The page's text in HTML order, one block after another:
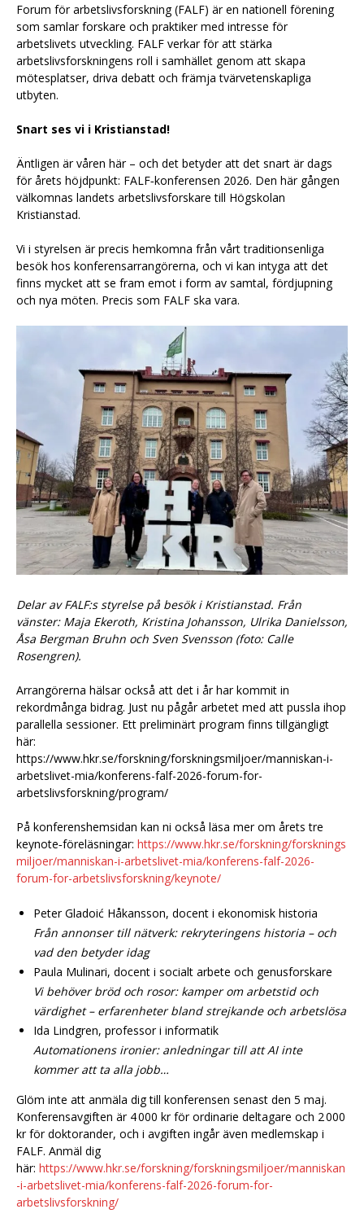
Forum för arbetslivsforskning (FALF) är en nationell förening
som samlar forskare och praktiker med intresse för
arbetslivets utveckling. FALF verkar för att stärka
arbetslivsforskningens roll i samhället genom att skapa
mötesplatser, driva debatt och främja tvärvetenskapliga
utbyten.
Snart ses vi i Kristianstad!
Äntligen är våren här – och det betyder att det snart är dags
för årets höjdpunkt: FALF‑konferensen 2026. Den här gången
välkomnas landets arbetslivsforskare till Högskolan
Kristianstad.
Vi i styrelsen är precis hemkomna från vårt traditionsenliga
besök hos konferensarrangörerna, och vi kan intyga att det
finns mycket att se fram emot i form av samtal, fördjupning
och nya möten. Precis som FALF ska vara.
Delar av FALF:s styrelse på besök i Kristianstad. Från
vänster: Maja Ekeroth, Kristina Johansson, Ulrika Danielsson,
Åsa Bergman Bruhn och Sven Svensson (foto: Calle
Rosengren).
Arrangörerna hälsar också att det i år har kommit in
rekordmånga bidrag. Just nu pågår arbetet med att pussla ihop
parallella sessioner. Ett preliminärt program finns tillgängligt
här:
https://www.hkr.se/forskning/forskningsmiljoer/manniskan-i-
arbetslivet-mia/konferens-falf-2026-forum-for-
arbetslivsforskning/program/
På konferenshemsidan kan ni också läsa mer om årets tre
keynote‑föreläsningar: https://www.hkr.se/forskning/forsknings
miljoer/manniskan-i-arbetslivet-mia/konferens-falf-2026-
forum-for-arbetslivsforskning/keynote/
Peter Gladoić Håkansson, docent i ekonomisk historia
Från annonser till nätverk: rekryteringens historia – och
vad den betyder idag
Paula Mulinari, docent i socialt arbete och genusforskare
Vi behöver bröd och rosor: kamper om arbetstid och
värdighet – erfarenheter bland strejkande och arbetslösa
Ida Lindgren, professor i informatik
Automationens ironier: anledningar till att AI inte
kommer att ta alla jobb…
Glöm inte att anmäla dig till konferensen senast den 5 maj.
Konferensavgiften är 4 000 kr för ordinarie deltagare och 2 000
kr för doktorander, och i avgiften ingår även medlemskap i
FALF. Anmäl dig
här: https://www.hkr.se/forskning/forskningsmiljoer/manniskan
-i-arbetslivet-mia/konferens-falf-2026-forum-for-
arbetslivsforskning/